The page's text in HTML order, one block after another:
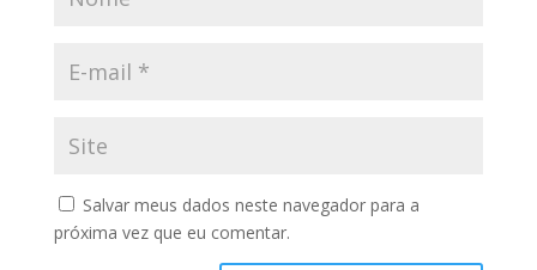
Salvar meus dados neste navegador para a
próxima vez que eu comentar.